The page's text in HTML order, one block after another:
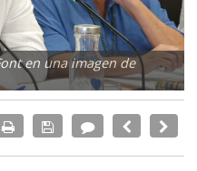
en una imagen de